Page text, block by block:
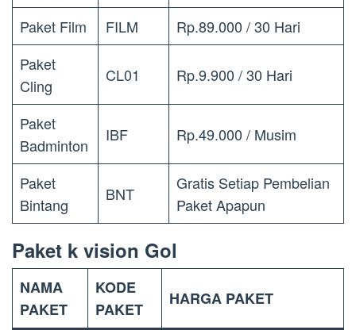
Paket Film FILM
Rp.89.000 / 30 Hari
Paket
Cling
CL01 Rp.9.900 / 30 Hari
Paket
Badminton
IBF Rp.49.000 / Musim
Paket
Bintang
BNT
Gratis Setiap Pembelian
Paket Apapun
Paket k vision Gol
NAMA
PAKET
KODE
PAKET
HARGA PAKET